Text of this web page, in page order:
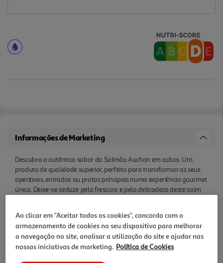
Informações de Marketing
Descubra o autêntico sabor do Salmão Auchan em cubos. Um
produto de qualidade superior, perfeito para transformar os seus
aperitivos, entradas ou pratos principais numa experiência gourmet
única. Deixe-se seduzir pela frescura e pela delicadeza deste salm
Características
Ao clicar em "Aceitar todos os cookies", concorda com o
armazenamento de cookies no seu dispositivo para melhorar
a navegação no site, analisar a utilização do site e ajudar nas
nossas iniciativas de marketing. Política de Cookies